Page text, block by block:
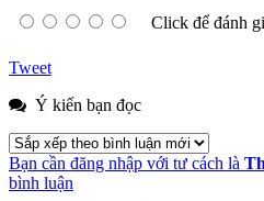
Click để đánh
Tweet
Ý kiến bạn đọc
Bạn cần đăng nhập với tư cách là
bình luận